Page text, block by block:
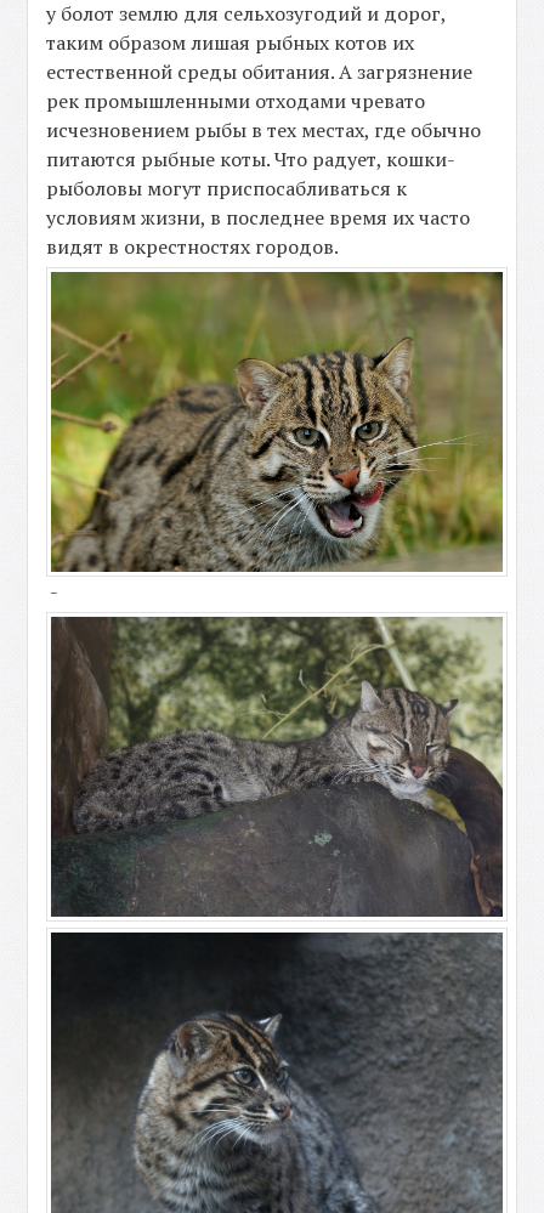
у болот землю для сельхозугодий и дорог,
таким образом лишая рыбных котов их
естественной среды обитания. А загрязнение
рек промышленными отходами чревато
исчезновением рыбы в тех местах, где обычно
питаются рыбные коты. Что радует, кошки-
рыболовы могут приспосабливаться к
условиям жизни, в последнее время их часто
видят в окрестностях городов.
-